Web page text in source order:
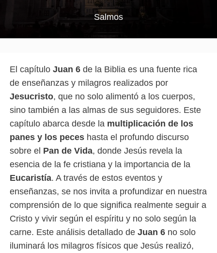
Salmos
El capítulo Juan 6 de la Biblia es una fuente rica
de enseñanzas y milagros realizados por
Jesucristo, que no solo alimentó a los cuerpos,
sino también a las almas de sus seguidores. Este
capítulo abarca desde la multiplicación de los
panes y los peces hasta el profundo discurso
sobre el Pan de Vida, donde Jesús revela la
esencia de la fe cristiana y la importancia de la
Eucaristía. A través de estos eventos y
enseñanzas, se nos invita a profundizar en nuestra
comprensión de lo que significa realmente seguir a
Cristo y vivir según el espíritu y no solo según la
carne. Este análisis detallado de Juan 6 no solo
iluminará los milagros físicos que Jesús realizó,